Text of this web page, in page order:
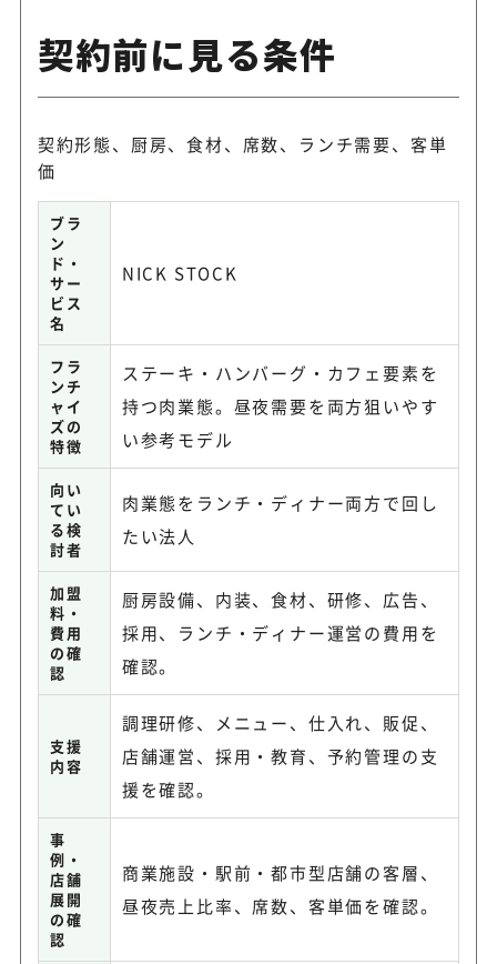
契約前に見る条件
契約形態、厨房、食材、席数、ランチ需要、客単
価
ブラ
ン
ド・
サー
ビス
名
NICK STOCK
フラ
ンチ
ャイ
ズの
特徴
ステーキ・ハンバーグ・カフェ要素を
持つ肉業態。昼夜需要を両方狙いやす
い参考モデル
向い
てい
る検
討者
肉業態をランチ・ディナー両方で回し
たい法人
加盟
料・
費用
の確
認
厨房設備、内装、食材、研修、広告、
採用、ランチ・ディナー運営の費用を
確認。
支援
内容
調理研修、メニュー、仕入れ、販促、
店舗運営、採用・教育、予約管理の支
援を確認。
事
例・
店舗
展開
の確
認
商業施設・駅前・都市型店舗の客層、
昼夜売上比率、席数、客単価を確認。